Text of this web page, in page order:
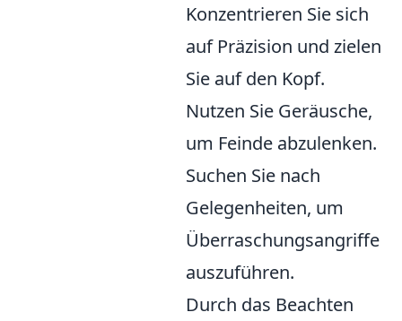
Konzentrieren Sie sich
auf Präzision und zielen
Sie auf den Kopf.
Nutzen Sie Geräusche,
um Feinde abzulenken.
Suchen Sie nach
Gelegenheiten, um
Überraschungsangriffe
auszuführen.
Durch das Beachten